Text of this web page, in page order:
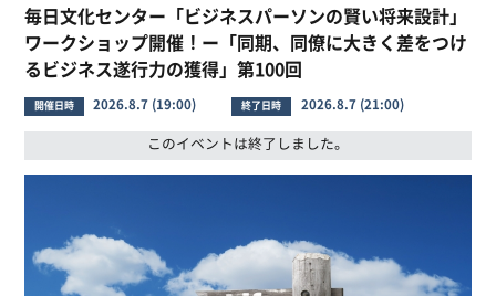
毎日文化センター「ビジネスパーソンの賢い将来設計」
ワークショップ開催！ー「同期、同僚に大きく差をつけ
るビジネス遂行力の獲得」第100回
開催日時 2026.8.7 (19:00) 終了日時 2026.8.7 (21:00)
このイベントは終了しました。